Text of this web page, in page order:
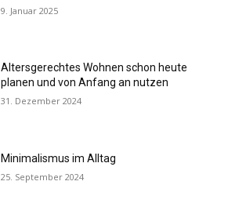
9. Januar 2025
Altersgerechtes Wohnen schon heute
planen und von Anfang an nutzen
31. Dezember 2024
Minimalismus im Alltag
25. September 2024